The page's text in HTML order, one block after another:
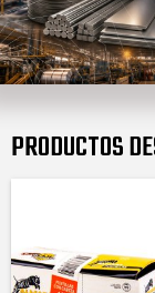
PRODUCTOS